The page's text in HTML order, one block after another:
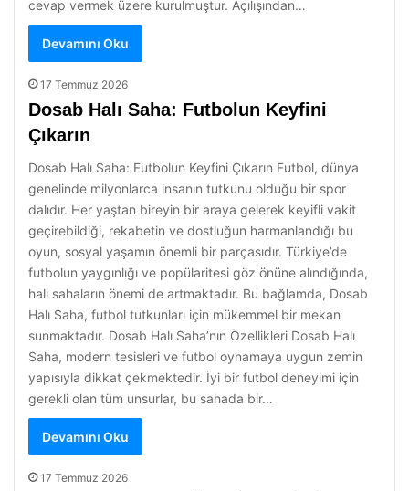
cevap vermek üzere kurulmuştur. Açılışından…
Devamını Oku
17 Temmuz 2026
Dosab Halı Saha: Futbolun Keyfini
Çıkarın
Dosab Halı Saha: Futbolun Keyfini Çıkarın Futbol, dünya
genelinde milyonlarca insanın tutkunu olduğu bir spor
dalıdır. Her yaştan bireyin bir araya gelerek keyifli vakit
geçirebildiği, rekabetin ve dostluğun harmanlandığı bu
oyun, sosyal yaşamın önemli bir parçasıdır. Türkiye’de
futbolun yaygınlığı ve popülaritesi göz önüne alındığında,
halı sahaların önemi de artmaktadır. Bu bağlamda, Dosab
Halı Saha, futbol tutkunları için mükemmel bir mekan
sunmaktadır. Dosab Halı Saha’nın Özellikleri Dosab Halı
Saha, modern tesisleri ve futbol oynamaya uygun zemin
yapısıyla dikkat çekmektedir. İyi bir futbol deneyimi için
gerekli olan tüm unsurlar, bu sahada bir…
Devamını Oku
17 Temmuz 2026